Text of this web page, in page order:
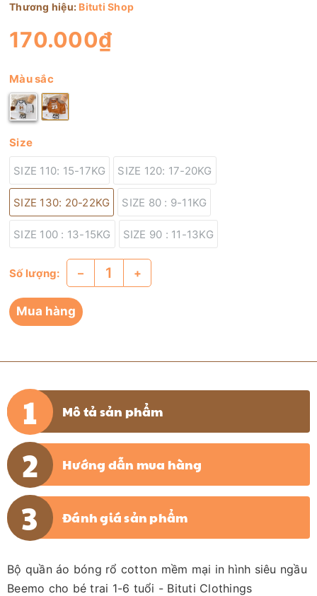
Thương hiệu: Bituti Shop
170.000₫
Màu sắc
Size
SIZE 110: 15-17KG SIZE 120: 17-20KG
SIZE 130: 20-22KG SIZE 80 : 9-11KG
SIZE 100 : 13-15KG SIZE 90 : 11-13KG
Số lượng: – +
Mua hàng
Mô tả sản phẩm
Hướng dẫn mua hàng
Đánh giá sản phẩm
Bộ quần áo bóng rổ cotton mềm mại in hình siêu ngầu
Beemo cho bé trai 1-6 tuổi - Bituti Clothings